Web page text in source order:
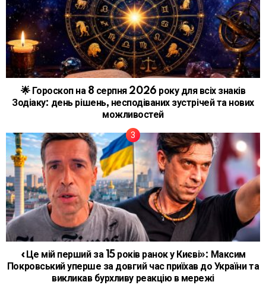
🌟 Гороскоп на 8 серпня 2026 року для всіх знаків
Зодіаку: день рішень, несподіваних зустрічей та нових
можливостей
«Це мій перший за 15 років ранок у Києві»: Максим
Покровський уперше за довгий час приїхав до України та
викликав бурхливу реакцію в мережі